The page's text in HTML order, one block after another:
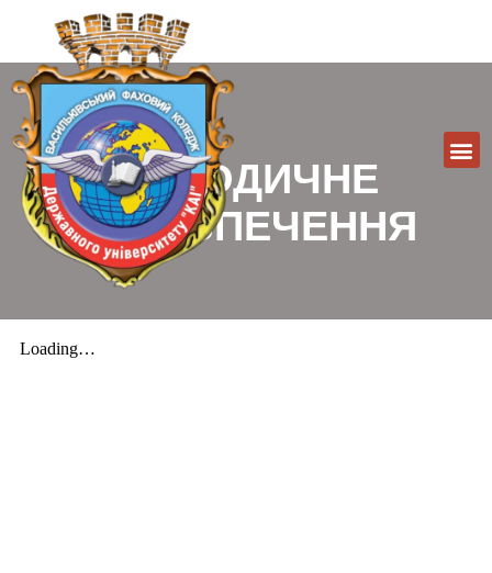
МЕТОДИЧНЕ
ЗАБЕЗПЕЧЕННЯ